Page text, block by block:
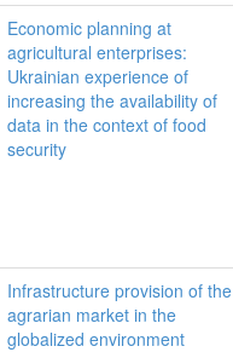
Economic planning at
agricultural enterprises:
Ukrainian experience of
increasing the availability of
data in the context of food
security
Infrastructure provision of the
agrarian market in the
globalized environment